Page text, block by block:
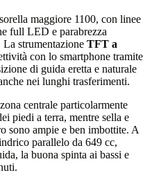
maggiore 1100, con linee
full LED e parabrezza
strumentazione TFT a
con lo smartphone tramite
di guida eretta e naturale
nei lunghi trasferimenti.
centrale particolarmente
piedi a terra, mentre sella e
sono ampie e ben imbottite. A
parallelo da 649 cc,
la buona spinta ai bassi e